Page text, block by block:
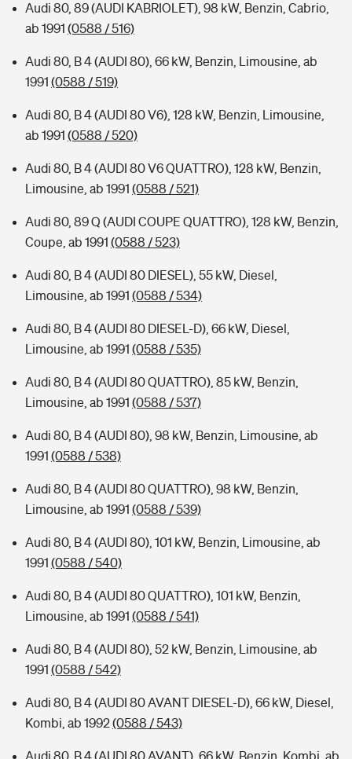
Audi 80, 89 (AUDI KABRIOLET), 98 kW, Benzin, Cabrio,
ab 1991 (0588 / 516)
Audi 80, B 4 (AUDI 80), 66 kW, Benzin, Limousine, ab
1991 (0588 / 519)
Audi 80, B 4 (AUDI 80 V6), 128 kW, Benzin, Limousine,
ab 1991 (0588 / 520)
Audi 80, B 4 (AUDI 80 V6 QUATTRO), 128 kW, Benzin,
Limousine, ab 1991 (0588 / 521)
Audi 80, 89 Q (AUDI COUPE QUATTRO), 128 kW, Benzin,
Coupe, ab 1991 (0588 / 523)
Audi 80, B 4 (AUDI 80 DIESEL), 55 kW, Diesel,
Limousine, ab 1991 (0588 / 534)
Audi 80, B 4 (AUDI 80 DIESEL-D), 66 kW, Diesel,
Limousine, ab 1991 (0588 / 535)
Audi 80, B 4 (AUDI 80 QUATTRO), 85 kW, Benzin,
Limousine, ab 1991 (0588 / 537)
Audi 80, B 4 (AUDI 80), 98 kW, Benzin, Limousine, ab
1991 (0588 / 538)
Audi 80, B 4 (AUDI 80 QUATTRO), 98 kW, Benzin,
Limousine, ab 1991 (0588 / 539)
Audi 80, B 4 (AUDI 80), 101 kW, Benzin, Limousine, ab
1991 (0588 / 540)
Audi 80, B 4 (AUDI 80 QUATTRO), 101 kW, Benzin,
Limousine, ab 1991 (0588 / 541)
Audi 80, B 4 (AUDI 80), 52 kW, Benzin, Limousine, ab
1991 (0588 / 542)
Audi 80, B 4 (AUDI 80 AVANT DIESEL-D), 66 kW, Diesel,
Kombi, ab 1992(0588 / 543)
Audi 80, B 4 (AUDI 80 AVANT), 66 kW, Benzin, Kombi, ab